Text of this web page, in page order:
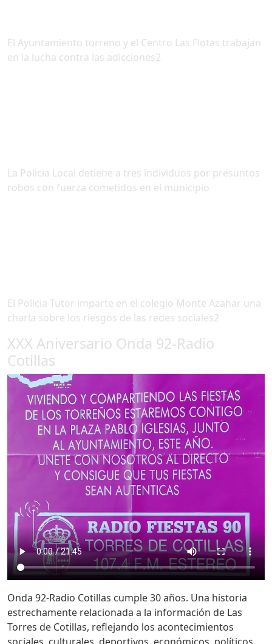
El Ayuntamiento torreno y el Centro Las Flotas trabajan
en la lucha contra las adicciones2
La Policia Local detiene a tres individuos por presuntos
robos con fuerza cometidos en el municipio
El Policia Tutor imparte en el colegio Monte Azahar una
charla sobre los riesgos de las redes sociales2
XXX Aniversario Onda 92-Radio
Cotillas
Onda 92-Radio Cotillas cumple 30 años. Una historia
estrechamente relacionada a la información de Las
Torres de Cotillas, reflejando los acontecimientos